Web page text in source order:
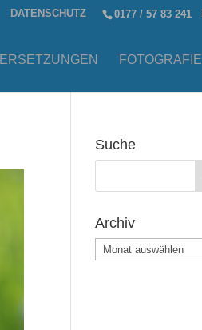
0177 / 57 83 241
DATENSCHUTZ
FOTOGRAFIE
Suche
Archiv
Archiv